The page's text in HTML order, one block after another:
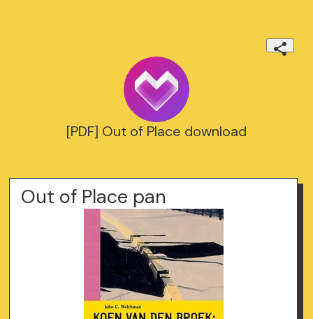
[PDF] Out of Place download
Out of Place pan